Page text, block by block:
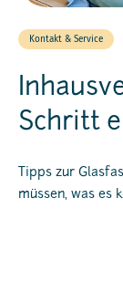
Kontakt & Service
Schritt
Tipps zur
müssen, was es